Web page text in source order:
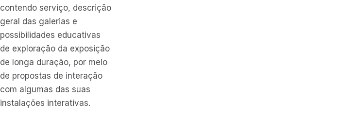
contendo serviço, descrição
geral das galerias e
possibilidades educativas
de exploração da exposição
de longa duração, por meio
de propostas de interação
com algumas das suas
instalações interativas.